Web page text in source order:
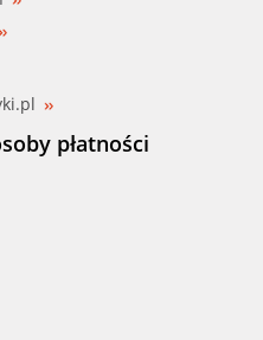
płatności